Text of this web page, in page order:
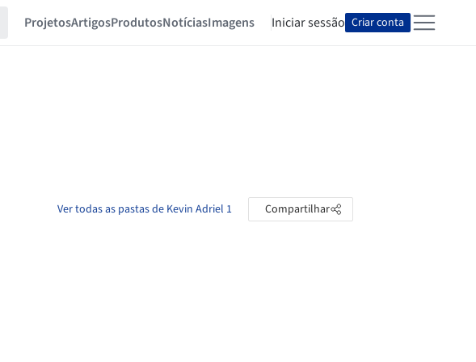
ProjetosArtigosProdutosNotíciasImagens Iniciar sessão Criar conta
Ver todas as pastas de Kevin Adriel 1 Compartilhar